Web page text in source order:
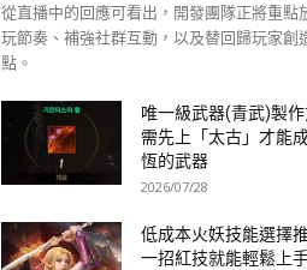
從直播中的回應可看出，開發團隊正將重點
玩節奏、補強社群互動，以及替回歸玩家創
點。
唯一級武器(青武)製作
需先上「太古」才能
恆的武器
2026/07/28
低成本火妖技能選擇
一招紅技就能輕鬆上